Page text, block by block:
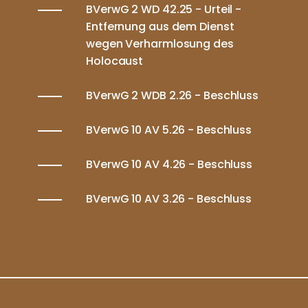
BVerwG 2 WD 42.25 - Urteil -
Entfernung aus dem Dienst
wegen Verharmlosung des
Holocaust
BVerwG 2 WDB 2.26 - Beschluss
BVerwG 10 AV 5.26 - Beschluss
BVerwG 10 AV 4.26 - Beschluss
BVerwG 10 AV 3.26 - Beschluss